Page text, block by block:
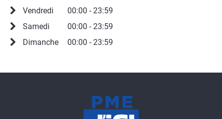
Vendredi
00:00 - 23:59
Samedi
00:00 - 23:59
Dimanche
00:00 - 23:59